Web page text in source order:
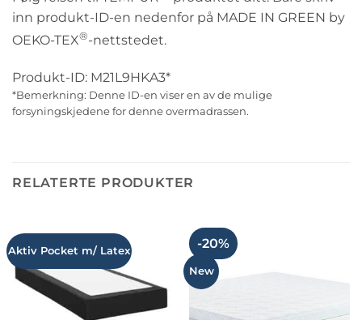
inn produkt-ID-en nedenfor på MADE IN GREEN by
OEKO-TEX®-nettstedet.
Produkt-ID: M21L9HKA3*
*Bemerkning: Denne ID-en viser en av de mulige
forsyningskjedene for denne overmadrassen.
RELATERTE PRODUKTER
Aktiv Pocket m/ Latex -20%
New